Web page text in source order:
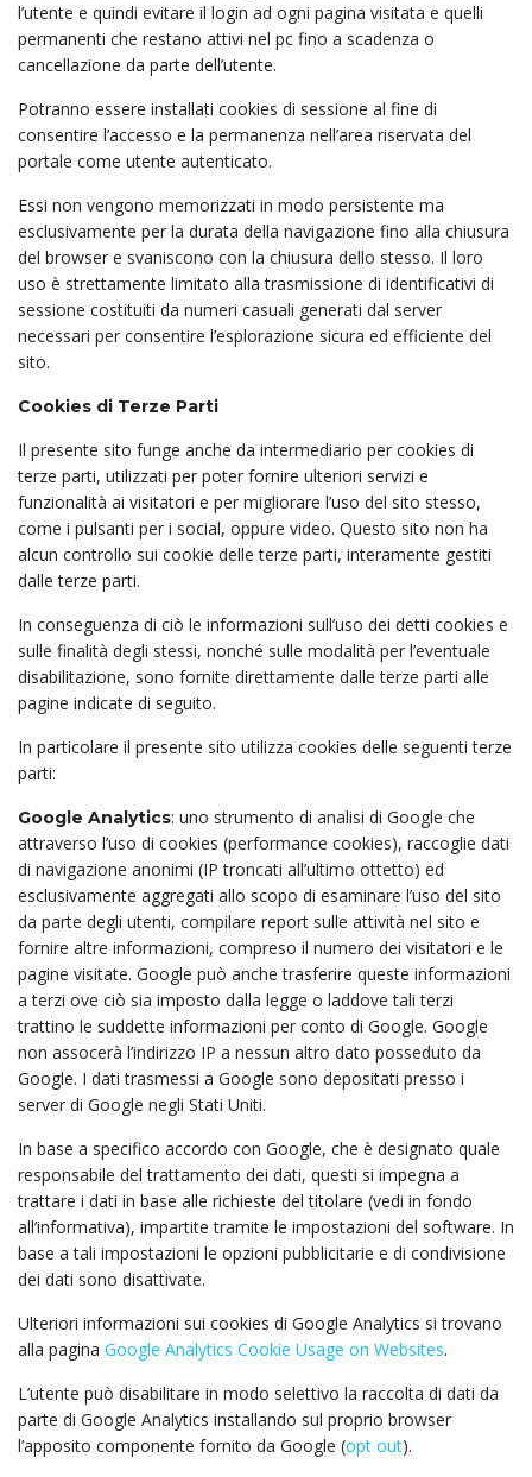
l’utente e quindi evitare il login ad ogni pagina visitata e quelli
permanenti che restano attivi nel pc fino a scadenza o
cancellazione da parte dell’utente.
Potranno essere installati cookies di sessione al fine di
consentire l’accesso e la permanenza nell’area riservata del
portale come utente autenticato.
Essi non vengono memorizzati in modo persistente ma
esclusivamente per la durata della navigazione fino alla chiusura
del browser e svaniscono con la chiusura dello stesso. Il loro
uso è strettamente limitato alla trasmissione di identificativi di
sessione costituiti da numeri casuali generati dal server
necessari per consentire l’esplorazione sicura ed efficiente del
sito.
Cookies di Terze Parti
Il presente sito funge anche da intermediario per cookies di
terze parti, utilizzati per poter fornire ulteriori servizi e
funzionalità ai visitatori e per migliorare l’uso del sito stesso,
come i pulsanti per i social, oppure video. Questo sito non ha
alcun controllo sui cookie delle terze parti, interamente gestiti
dalle terze parti.
In conseguenza di ciò le informazioni sull’uso dei detti cookies e
sulle finalità degli stessi, nonché sulle modalità per l’eventuale
disabilitazione, sono fornite direttamente dalle terze parti alle
pagine indicate di seguito.
In particolare il presente sito utilizza cookies delle seguenti terze
parti:
Google Analytics: uno strumento di analisi di Google che
attraverso l’uso di cookies (performance cookies), raccoglie dati
di navigazione anonimi (IP troncati all’ultimo ottetto) ed
esclusivamente aggregati allo scopo di esaminare l’uso del sito
da parte degli utenti, compilare report sulle attività nel sito e
fornire altre informazioni, compreso il numero dei visitatori e le
pagine visitate. Google può anche trasferire queste informazioni
a terzi ove ciò sia imposto dalla legge o laddove tali terzi
trattino le suddette informazioni per conto di Google. Google
non assocerà l’indirizzo IP a nessun altro dato posseduto da
Google. I dati trasmessi a Google sono depositati presso i
server di Google negli Stati Uniti.
In base a specifico accordo con Google, che è designato quale
responsabile del trattamento dei dati, questi si impegna a
trattare i dati in base alle richieste del titolare (vedi in fondo
all’informativa), impartite tramite le impostazioni del software. In
base a tali impostazioni le opzioni pubblicitarie e di condivisione
dei dati sono disattivate.
Ulteriori informazioni sui cookies di Google Analytics si trovano
alla pagina Google Analytics Cookie Usage on Websites.
L’utente può disabilitare in modo selettivo la raccolta di dati da
parte di Google Analytics installando sul proprio browser
l’apposito componente fornito da Google (opt out).